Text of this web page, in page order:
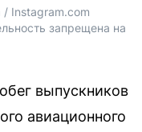
/ Instagram.com
запрещена на
выпускников
авиационного